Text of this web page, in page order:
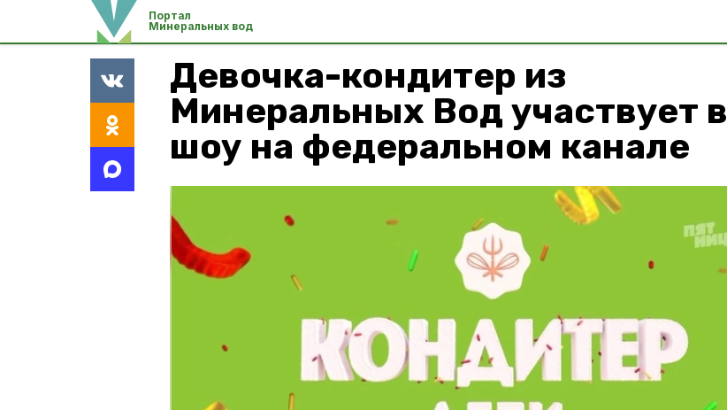
Портал
Минеральных вод
Девочка-кондитер из
Минеральных Вод участвует в
шоу на федеральном канале